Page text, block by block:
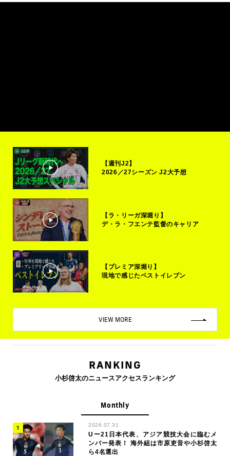
【週刊J2】
2026／27シーズン J2大予想
【ラ・リーガ深堀り】
デ・ラ・フエンテ監督のキャリア
【プレミア深堀り】
現地で感じたベストイレブン
VIEW MORE
RANKING
小杉啓太のニュースアクセスランキング
Monthly
2026.07.31
Uー21日本代表、アジア競技大会に臨むメ
ンバー発表！ 海外組は市原吏音や小杉啓太
ら4名選出